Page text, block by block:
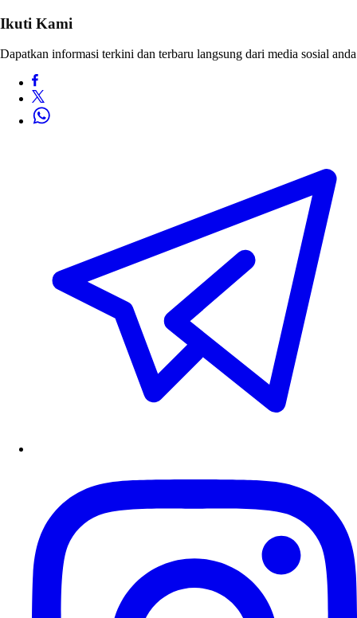
Ikuti Kami
Dapatkan informasi terkini dan terbaru langsung dari media sosial anda